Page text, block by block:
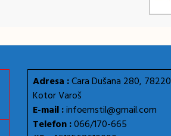
Adresa :Cara Dušana 280, 78220
Kotor Varoš
E-mail :infoemstil@gmail.com
Telefon :066/170-665